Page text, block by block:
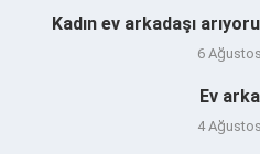
Kadın ev arkadaşı
6
Ev
4